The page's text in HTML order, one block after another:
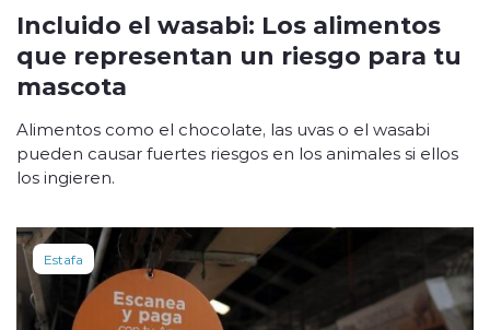
Incluido el wasabi: Los alimentos
que representan un riesgo para tu
mascota
Alimentos como el chocolate, las uvas o el wasabi
pueden causar fuertes riesgos en los animales si ellos
los ingieren.
Estafa